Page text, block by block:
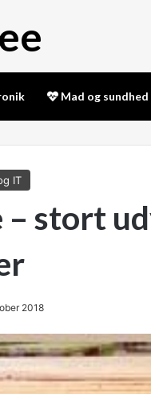
Mad og sundhed
IT
stort
2018